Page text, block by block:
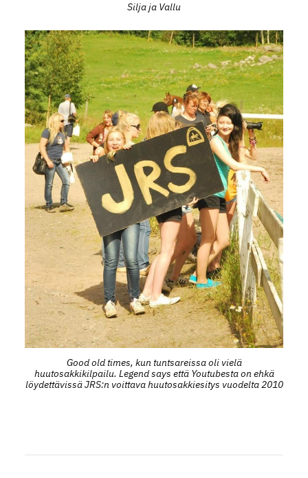
Silja ja Vallu
Good old times, kun tuntsareissa oli vielä
huutosakkikilpailu. Legend says että Youtubesta on ehkä
löydettävissä JRS:n voittava huutosakkiesitys vuodelta 2010